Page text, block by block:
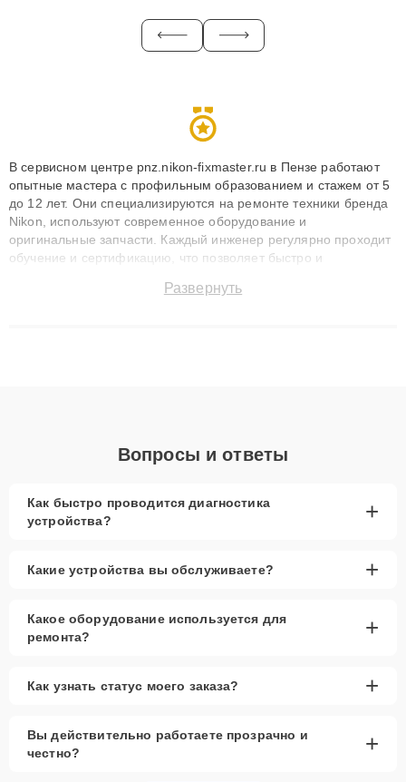
В сервисном центре pnz.nikon-fixmaster.ru в Пензе работают
опытные мастера с профильным образованием и стажем от 5
до 12 лет. Они специализируются на ремонте техники бренда
Nikon, используют современное оборудование и
оригинальные запчасти. Каждый инженер регулярно проходит
обучение и сертификацию, что позволяет быстро и
сохранением гарантии до 3 лет. Наши мастера решают
Развернуть
Вопросы и ответы
Как быстро проводится диагностика
устройства?
+
Какие устройства вы обслуживаете? +
Какое оборудование используется для
ремонта?
+
Как узнать статус моего заказа? +
Вы действительно работаете прозрачно и
честно?
+